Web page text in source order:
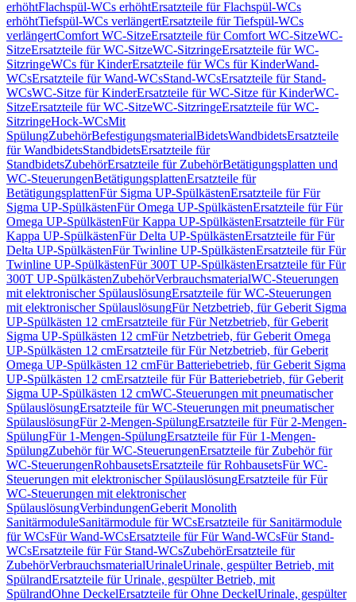
erhöhtFlachspül-WCs erhöhtErsatzteile für Flachspül-WCs
erhöhtTiefspül-WCs verlängertErsatzteile für Tiefspül-WCs
verlängertComfort WC-SitzeErsatzteile für Comfort WC-SitzeWC-
SitzeErsatzteile für WC-SitzeWC-SitzringeErsatzteile für WC-
SitzringeWCs für KinderErsatzteile für WCs für KinderWand-
WCsErsatzteile für Wand-WCsStand-WCsErsatzteile für Stand-
WCsWC-Sitze für KinderErsatzteile für WC-Sitze für KinderWC-
SitzeErsatzteile für WC-SitzeWC-SitzringeErsatzteile für WC-
SitzringeHock-WCsMit
SpülungZubehörBefestigungsmaterialBidetsWandbidetsErsatzteile
für WandbidetsStandbidetsErsatzteile für
StandbidetsZubehörErsatzteile für ZubehörBetätigungsplatten und
WC-SteuerungenBetätigungsplattenErsatzteile für
BetätigungsplattenFür Sigma UP-SpülkästenErsatzteile für Für
Sigma UP-SpülkästenFür Omega UP-SpülkästenErsatzteile für Für
Omega UP-SpülkästenFür Kappa UP-SpülkästenErsatzteile für Für
Kappa UP-SpülkästenFür Delta UP-SpülkästenErsatzteile für Für
Delta UP-SpülkästenFür Twinline UP-SpülkästenErsatzteile für Für
Twinline UP-SpülkästenFür 300T UP-SpülkästenErsatzteile für Für
300T UP-SpülkästenZubehörVerbrauchsmaterialWC-Steuerungen
mit elektronischer SpülauslösungErsatzteile für WC-Steuerungen
mit elektronischer SpülauslösungFür Netzbetrieb, für Geberit Sigma
UP-Spülkästen 12 cmErsatzteile für Für Netzbetrieb, für Geberit
Sigma UP-Spülkästen 12 cmFür Netzbetrieb, für Geberit Omega
UP-Spülkästen 12 cmErsatzteile für Für Netzbetrieb, für Geberit
Omega UP-Spülkästen 12 cmFür Batteriebetrieb, für Geberit Sigma
UP-Spülkästen 12 cmErsatzteile für Für Batteriebetrieb, für Geberit
Sigma UP-Spülkästen 12 cmWC-Steuerungen mit pneumatischer
SpülauslösungErsatzteile für WC-Steuerungen mit pneumatischer
SpülauslösungFür 2-Mengen-SpülungErsatzteile für Für 2-Mengen-
SpülungFür 1-Mengen-SpülungErsatzteile für Für 1-Mengen-
SpülungZubehör für WC-SteuerungenErsatzteile für Zubehör für
WC-SteuerungenRohbausetsErsatzteile für RohbausetsFür WC-
Steuerungen mit elektronischer SpülauslösungErsatzteile für Für
WC-Steuerungen mit elektronischer
SpülauslösungVerbindungenGeberit Monolith
SanitärmoduleSanitärmodule für WCsErsatzteile für Sanitärmodule
für WCsFür Wand-WCsErsatzteile für Für Wand-WCsFür Stand-
WCsErsatzteile für Für Stand-WCsZubehörErsatzteile für
ZubehörVerbrauchsmaterialUrinaleUrinale, gespülter Betrieb, mit
SpülrandErsatzteile für Urinale, gespülter Betrieb, mit
SpülrandOhne DeckelErsatzteile für Ohne DeckelUrinale, gespülter